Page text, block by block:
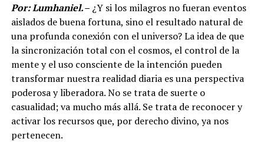
Por: Lumhaniel.–¿Y si los milagros no fueran eventos
aislados de buena fortuna, sino el resultado natural de
una profunda conexión con el universo? La idea de que
la sincronización total con el cosmos, el control de la
mente y el uso consciente de la intención pueden
transformar nuestra realidad diaria es una perspectiva
poderosa y liberadora. No se trata de suerte o
casualidad; va mucho más allá. Se trata de reconocer y
activar los recursos que, por derecho divino, ya nos
pertenecen.